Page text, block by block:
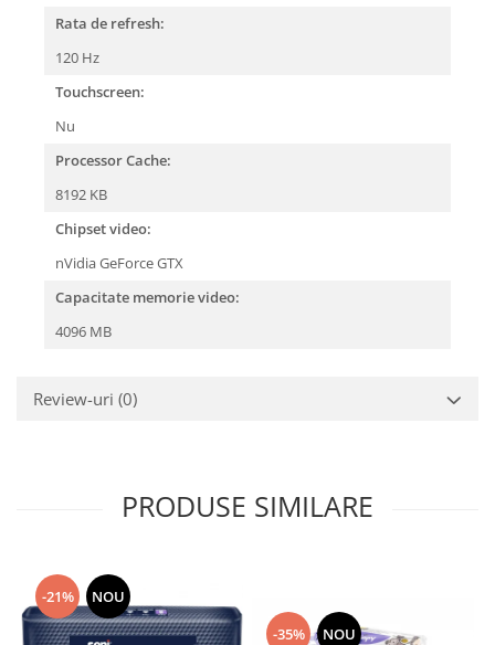
Rata de refresh:
120 Hz
Touchscreen:
Nu
Processor Cache:
8192 KB
Chipset video:
nVidia GeForce GTX
Capacitate memorie video:
4096 MB
Review-uri (0)
PRODUSE SIMILARE
-21% NOU
-35% NOU